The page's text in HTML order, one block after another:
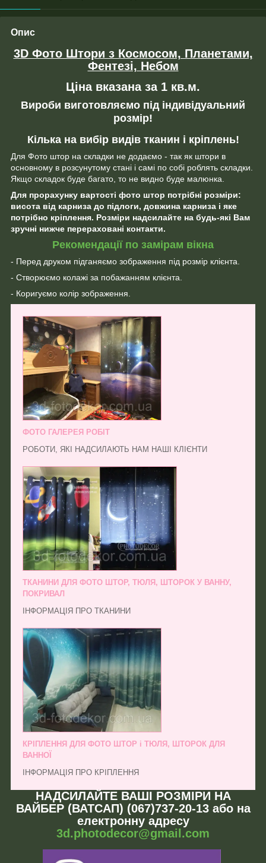
Опис
3D Фото Штори з Космосом, Планетами,
Фентезі, Небом
Ціна вказана за 1 кв.м.
Вироби виготовляємо під індивідуальний
розмір!
Кілька на вибір видів тканин і кріплень!
Для Фото штор на складки не додаємо - так як штори в
основному в розсунутому стані і самі по собі роблять складки.
Якщо складок буде багато, то не видно буде малюнка.
Для прорахунку вартості фото штор потрібні розміри:
висота від карниза до підлоги, довжина карниза і яке
потрібно кріплення. Розміри надсилайте на будь-які Вам
зручні нижче перераховані контакти.
Рекомендації по замірам вікна
- Перед друком підганяємо зображення під розмір клієнта.
- Створюємо колажі за побажанням клієнта.
- Коригуємо колір зображення.
ФОТО ГАЛЕРЕЯ РОБІТ
РОБОТИ, ЯКІ НАДСИЛАЮТЬ НАМ НАШІ КЛІЄНТИ
ТКАНИНИ ДЛЯ ФОТО ШТОР, ТЮЛЯ, ШТОРОК У ВАННУ,
ПОКРИВАЛ
ІНФОРМАЦІЯ ПРО ТКАНИНИ
КРІПЛЕННЯ ДЛЯ ФОТО ШТОР і ТЮЛЯ, ШТОРОК ДЛЯ
ВАННОЇ
ІНФОРМАЦІЯ ПРО КРІПЛЕННЯ
НАДСИЛАЙТЕ ВАШІ РОЗМІРИ НА
ВАЙБЕР (ВАТСАП) (067)737-20-13 або на
електронну адресу
3d.photodecor@gmail.com